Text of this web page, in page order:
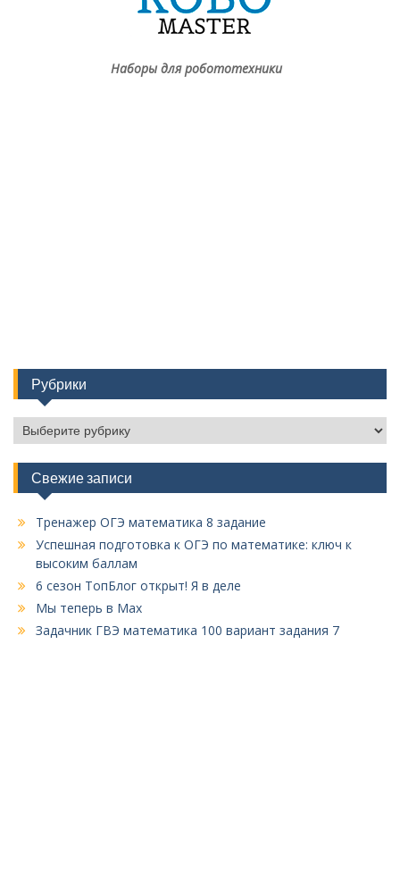
Наборы для робототехники
Рубрики
Рубрики
Свежие записи
Тренажер ОГЭ математика 8 задание
Успешная подготовка к ОГЭ по математике: ключ к
высоким баллам
6 сезон ТопБлог открыт! Я в деле
Мы теперь в Max
Задачник ГВЭ математика 100 вариант задания 7